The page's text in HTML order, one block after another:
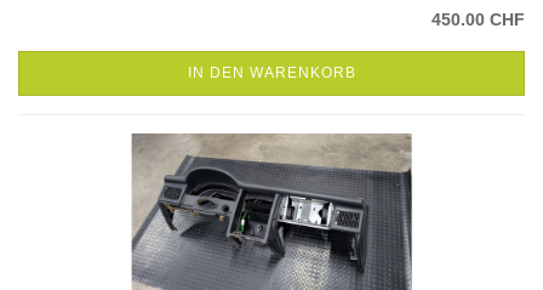
450.00 CHF
IN DEN WARENKORB